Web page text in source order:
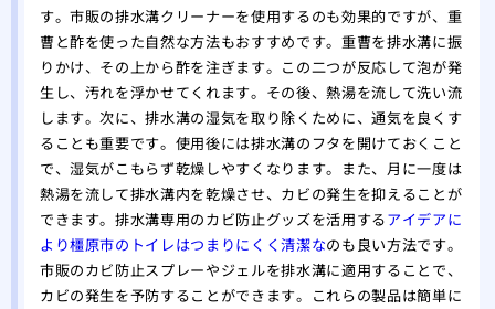
す。市販の排水溝クリーナーを使用するのも効果的ですが、重
曹と酢を使った自然な方法もおすすめです。重曹を排水溝に振
りかけ、その上から酢を注ぎます。この二つが反応して泡が発
生し、汚れを浮かせてくれます。その後、熱湯を流して洗い流
します。次に、排水溝の湿気を取り除くために、通気を良くす
ることも重要です。使用後には排水溝のフタを開けておくこと
で、湿気がこもらず乾燥しやすくなります。また、月に一度は
熱湯を流して排水溝内を乾燥させ、カビの発生を抑えることが
できます。排水溝専用のカビ防止グッズを活用するアイデアに
より橿原市のトイレはつまりにくく清潔なのも良い方法です。
市販のカビ防止スプレーやジェルを排水溝に適用することで、
カビの発生を予防することができます。これらの製品は簡単に